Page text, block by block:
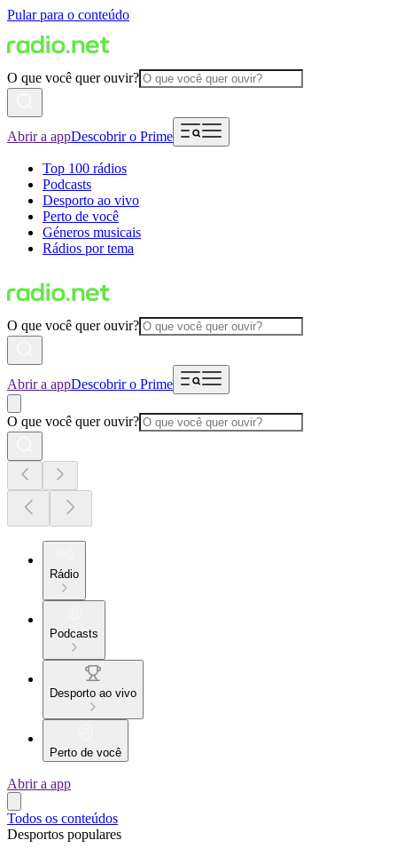
Pular para o conteúdo
O que você quer ouvir?
Abrir a appDescobrir o Prime
Top 100 rádios
Podcasts
Desporto ao vivo
Perto de você
Géneros musicais
Rádios por tema
O que você quer ouvir?
Abrir a appDescobrir o Prime
O que você quer ouvir?
Rádio
Podcasts
Desporto ao vivo
Perto de você
Abrir a app
Todos os conteúdos
Desportos populares